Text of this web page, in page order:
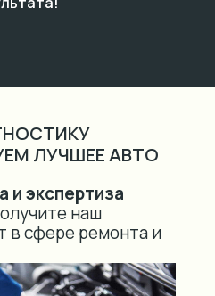
и экспертиза
наш
в сфере ремонта и
ЛУЧШЕЕ АВТО